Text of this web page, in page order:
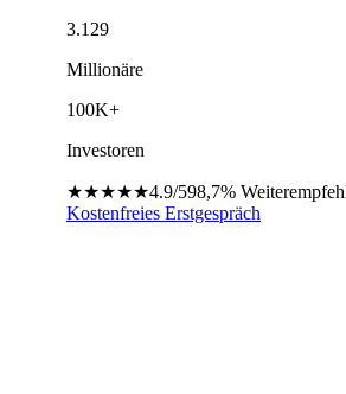
3.129
Millionäre
100K+
Investoren
★★★★★4.9/598,7%
Kostenfreies Erstgespräch